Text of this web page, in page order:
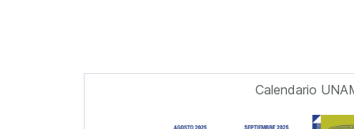
Calendario